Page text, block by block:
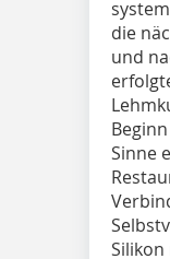
die
und
Sinne